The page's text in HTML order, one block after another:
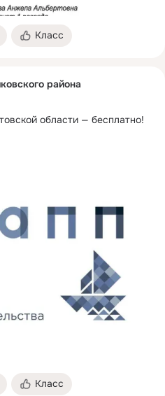
Класс
района
области — бесплатно!
Класс